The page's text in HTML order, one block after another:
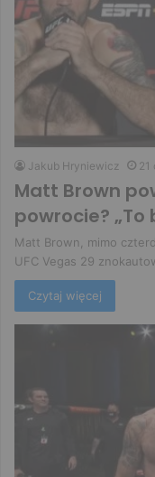
Jakub Hryniewicz 21
Matt Brown
powrocie? „To
Matt Brown, mimo
UFC Vegas 29
Czytaj więcej